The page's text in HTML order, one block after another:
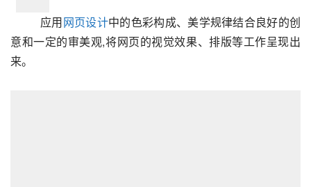
应用网页设计中的色彩构成、美学规律结合良好的创
意和一定的审美观,将网页的视觉效果、排版等工作呈现出
来。